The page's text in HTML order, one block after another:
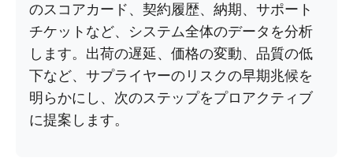
のスコアカード、契約履歴、納期、サポート
チケットなど、システム全体のデータを分析
します。出荷の遅延、価格の変動、品質の低
下など、サプライヤーのリスクの早期兆候を
明らかにし、次のステップをプロアクティブ
に提案します。